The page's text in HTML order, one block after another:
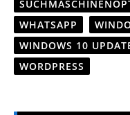
WHATSAPP
WINDOWS 10
WORDPRESS